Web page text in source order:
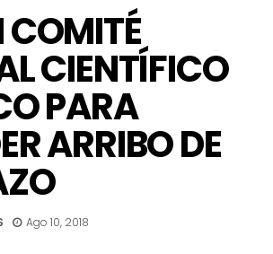
COMITÉ
CIENTÍFICO
PARA
ARRIBO DE
Ago 10, 2018